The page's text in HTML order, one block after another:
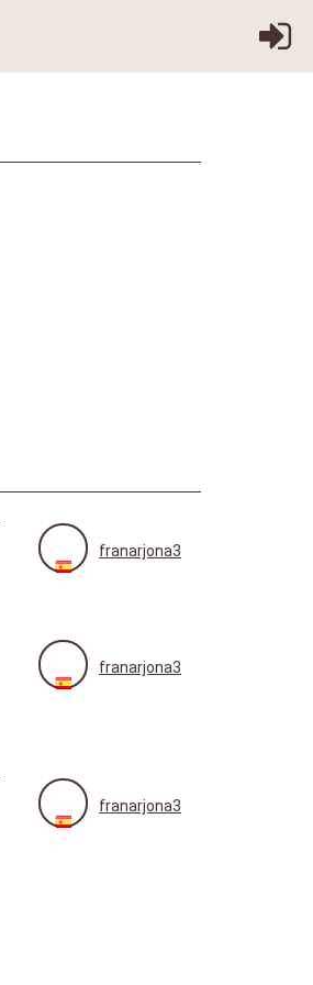
franarjona3
franarjona3
franarjona3